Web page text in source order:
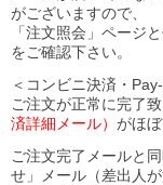
がございますので、
「注文照会」ページ
をご確認下さい。
＜コンビニ決済・
ご注文が正常に完了
済詳細メール） がほ
ご注文完了メールと
せ」メール（差出人